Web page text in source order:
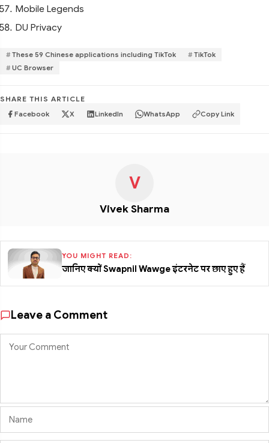
Mobile Legends
DU Privacy
These 59 Chinese applications including TikTok
TikTok
UC Browser
SHARE THIS ARTICLE
Facebook X LinkedIn WhatsApp Copy Link
V
Vivek Sharma
YOU MIGHT READ:
जानिए क्यों Swapnil Wawge इंटरनेट पर छाए हुए हैं
Leave a Comment